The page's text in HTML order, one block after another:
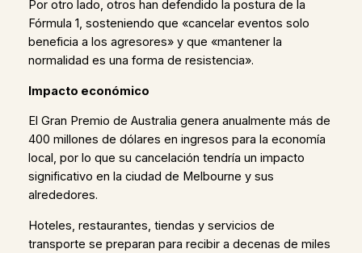
Por otro lado, otros han defendido la postura de la
Fórmula 1, sosteniendo que «cancelar eventos solo
beneficia a los agresores» y que «mantener la
normalidad es una forma de resistencia».
Impacto económico
El Gran Premio de Australia genera anualmente más de
400 millones de dólares en ingresos para la economía
local, por lo que su cancelación tendría un impacto
significativo en la ciudad de Melbourne y sus
alrededores.
Hoteles, restaurantes, tiendas y servicios de
transporte se preparan para recibir a decenas de miles